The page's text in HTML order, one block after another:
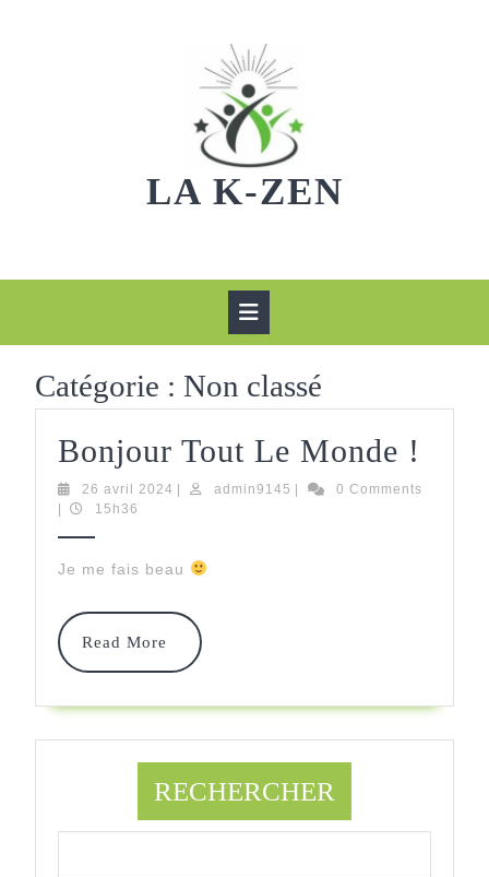
LA K-ZEN
Catégorie : Non classé
Bonjour Tout Le Monde !
Tout
26 avril 2024 26
| admin9145 admin9145
|
0 Comments
|
15h36
Je me fais beau
Read More
Read
More
RECHERCHER